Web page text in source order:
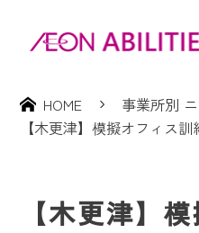
HOME
事業所別
【木更津】模擬オフィス
【木更津】